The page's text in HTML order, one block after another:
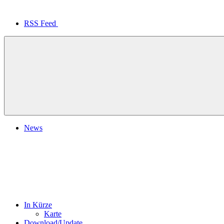
RSS Feed
News
In Kürze
Karte